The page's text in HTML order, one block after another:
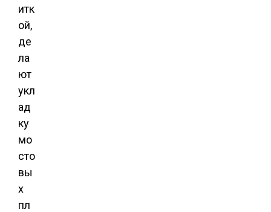
итк
ой,
де
ла
ют
укл
ад
ку
мо
сто
вы
х
пл